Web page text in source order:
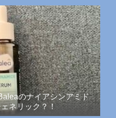
のナイアシンアミド
ネリック？！